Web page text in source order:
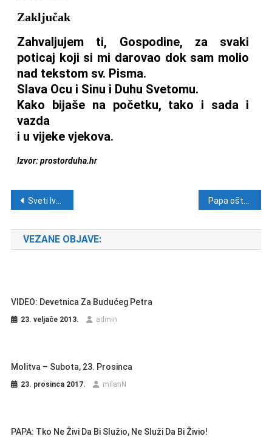
Zaključak
Zahvaljujem ti, Gospodine, za svaki
poticaj koji si mi darovao dok sam molio
nad tekstom sv. Pisma.
Slava Ocu i Sinu i Duhu Svetomu.
Kako bijaše na početku, tako i sada i
vazda
i u vijeke vjekova.
Izvor: prostorduha.hr
Navigacija objava
Sveti Ivan Gabrijel Perboyre
VEZANE OBJAVE:
VIDEO: Devetnica Za Budućeg Petra
23. veljače 2013. admin
Molitva – Subota, 23. Prosinca
23. prosinca 2017. milanN
PAPA: Tko Ne Živi Da Bi Služio, Ne Služi Da Bi Živio!